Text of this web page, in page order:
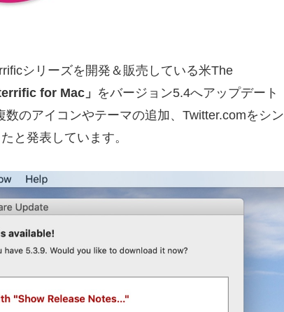
シリーズを開発＆販売している米The
for Mac」 をバージョン5.4へアップデート
のアイコンやテーマの追加、Twitter.comをシン
と発表しています。